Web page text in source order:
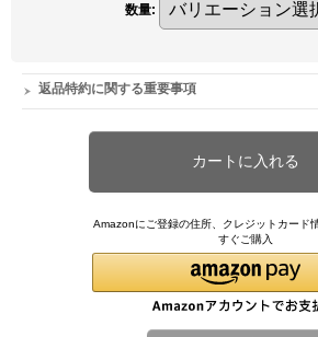
数量:
返品特約に関する重要事項
Amazonにご登録の住所、クレジットカード
すぐご購入